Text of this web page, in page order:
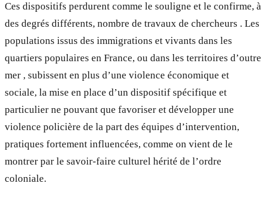
Ces dispositifs perdurent comme le souligne et le confirme, à
des degrés différents, nombre de travaux de chercheurs . Les
populations issus des immigrations et vivants dans les
quartiers populaires en France, ou dans les territoires d’outre
mer , subissent en plus d’une violence économique et
sociale, la mise en place d’un dispositif spécifique et
particulier ne pouvant que favoriser et développer une
violence policière de la part des équipes d’intervention,
pratiques fortement influencées, comme on vient de le
montrer par le savoir-faire culturel hérité de l’ordre
coloniale.